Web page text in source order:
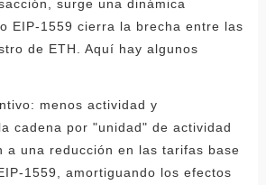
surge una dinámica
EIP-1559 cierra la brecha entre las
de ETH. Aquí hay algunos
menos actividad y
cadena por "unidad" de actividad
a una reducción en las tarifas base
1559, amortiguando los efectos